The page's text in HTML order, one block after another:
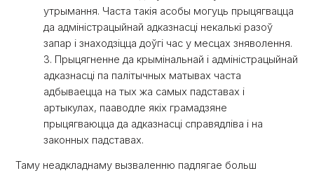
утрымання. Часта такія асобы могуць прыцягвацца
да адміністрацыйнай адказнасці некалькі разоў
запар і знаходзіцца доўгі час у месцах зняволення.
3. Прыцягненне да крымінальнай і адміністрацыйнай
адказнасці па палітычных матывах часта
адбываецца на тых жа самых падставах і
артыкулах, пааводле якіх грамадзяне
прыцягваюцца да адказнасці справядліва і на
законных падставах.
Таму неадкладнаму вызваленню падлягае больш